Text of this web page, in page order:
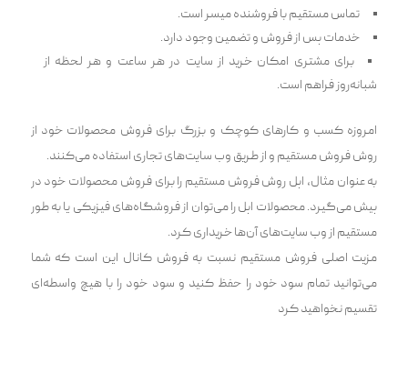
تماس مستقیم با فروشنده میسر است.
خدمات پس از فروش و تضمین وجود دارد.
برای مشتری امکان خرید از سایت در هر ساعت و هر لحظه از
شبانه‌روز فراهم است.
امروزه کسب و کارهای کوچک و بزرگ برای فروش محصولات خود از
روش فروش مستقیم و از طریق وب سایت‌های تجاری استفاده‌ می‌کنند.
به عنوان مثال، اپل روش فروش مستقیم را برای فروش محصولات خود در
پیش‌ می‌گیرد. محصولات اپل را‌ می‌توان از فروشگاه‌های فیزیکی یا به طور
مستقیم از وب سایت‌های آن‌ها خریداری کرد.
مزیت اصلی فروش مستقیم نسبت به فروش کانال این است که شما‌
می‌توانید تمام سود خود را حفظ کنید و سود خود را با هیچ واسطه‌ای
تقسیم نخواهید کرد